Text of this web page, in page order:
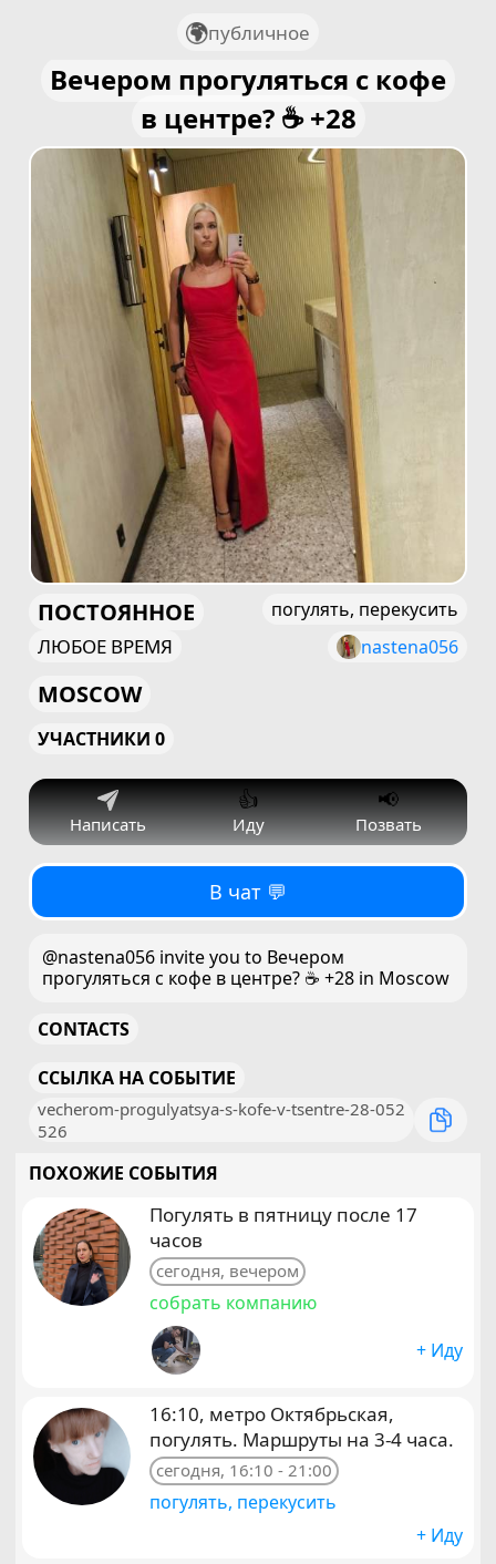
публичное
Вечером прогуляться с кофе
в центре? ☕️ +28
ПОСТОЯННОЕ
ЛЮБОЕ ВРЕМЯ
погулять, перекусить
nastena056
MOSCOW
УЧАСТНИКИ 0
Написать
👍
Иду
📢
Позвать
В чат 💬
@nastena056 invite you to Вечером
прогуляться с кофе в центре? ☕️ +28 in Moscow
CONTACTS
ССЫЛКА НА СОБЫТИЕ
vecherom-progulyatsya-s-kofe-v-tsentre-28-052
526
ПОХОЖИЕ СОБЫТИЯ
Погулять в пятницу после 17
часов
сегодня, вечером
собрать компанию
+ Иду
16:10, метро Октябрьская,
погулять. Маршруты на 3-4 часа.
сегодня, 16:10 - 21:00
погулять, перекусить
+ Иду